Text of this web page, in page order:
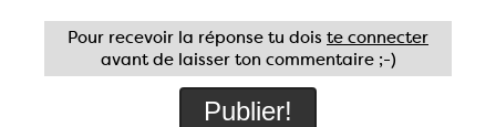
Pour recevoir la réponse tu dois te connecter
avant de laisser ton commentaire ;-)